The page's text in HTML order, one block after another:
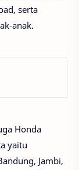
serta
anak.
Honda
yaitu
Jambi,